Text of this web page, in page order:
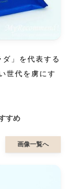
」を代表する
世代を虜にす
すめ
画像一覧へ